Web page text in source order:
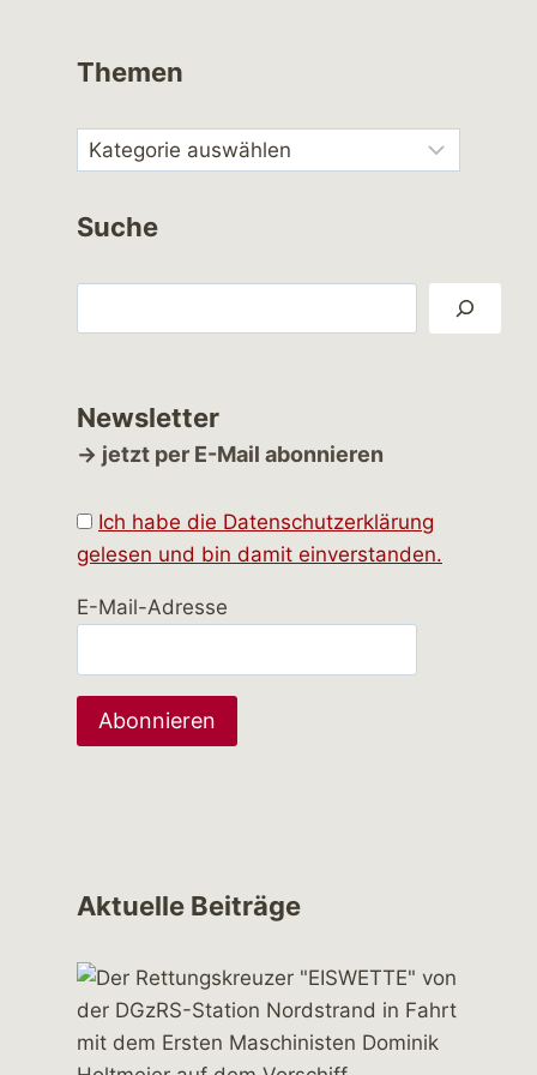
Themen
Suche
Newsletter
→ jetzt per E-Mail abonnieren
Ich habe die Datenschutzerklärung
gelesen und bin damit einverstanden.
E-Mail-Adresse
Aktuelle Beiträge